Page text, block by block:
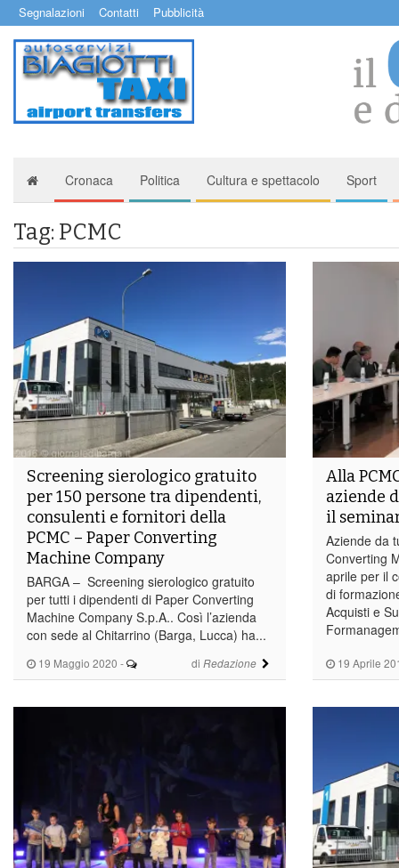
Segnalazioni Contatti Pubblicità
Cronaca Politica Cultura e spettacolo Sport
Tag: PCMC
19 Maggio 2020 - di Redazione
Screening sierologico gratuito
per 150 persone tra dipendenti,
consulenti e fornitori della
PCMC – Paper Converting
Machine Company
BARGA – Screening sierologico gratuito
per tutti i dipendenti di Paper Converting
Machine Company S.p.A.. Così l’azienda
con sede al Chitarrino (Barga, Lucca) ha...
19 Aprile
Alla
aziende
il
Aziende da
Converting
aprile per il
di
Acquisti e